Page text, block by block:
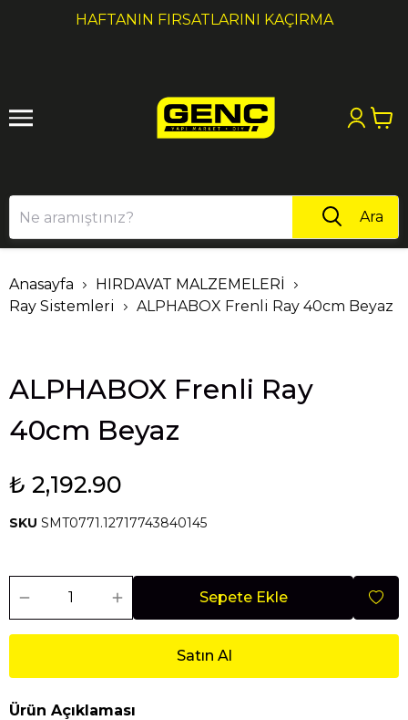
HAFTANIN FIRSATLARINI KAÇIRMA
1 2
Ara
Anasayfa
HIRDAVAT MALZEMELERİ
Ray Sistemleri
ALPHABOX Frenli Ray 40cm Beyaz
ALPHABOX Frenli Ray
40cm Beyaz
₺ 2,192.90
SKU SMT0771.12717743840145
Sepete Ekle
Satın Al
Ürün Açıklaması